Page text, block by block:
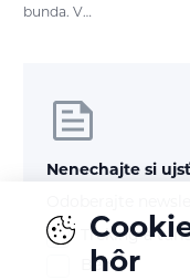
bunda. V…
Nenechajte si
Treking a
Beh
hôr